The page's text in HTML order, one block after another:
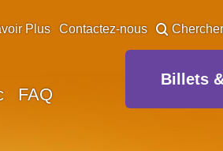
FAQ
Plus Contactez-nous Chercher
Billets